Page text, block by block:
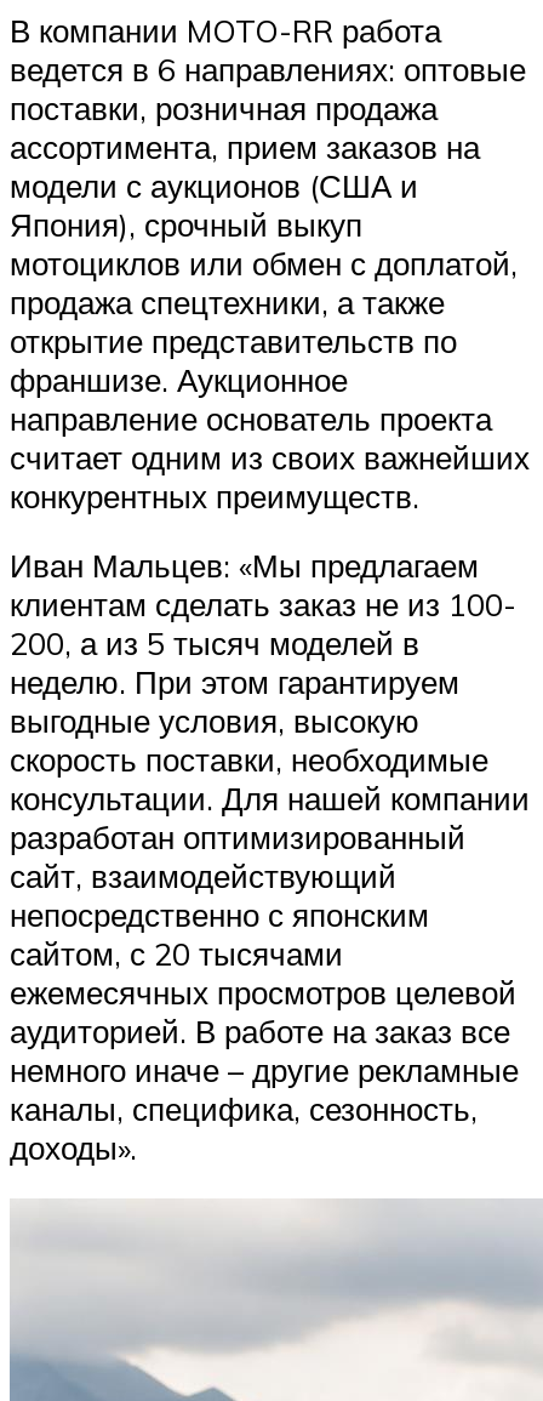
В компании MOTO-RR работа
ведется в 6 направлениях: оптовые
поставки, розничная продажа
ассортимента, прием заказов на
модели с аукционов (США и
Япония), срочный выкуп
мотоциклов или обмен с доплатой,
продажа спецтехники, а также
открытие представительств по
франшизе. Аукционное
направление основатель проекта
считает одним из своих важнейших
конкурентных преимуществ.
Иван Мальцев: «Мы предлагаем
клиентам сделать заказ не из 100-
200, а из 5 тысяч моделей в
неделю. При этом гарантируем
выгодные условия, высокую
скорость поставки, необходимые
консультации. Для нашей компании
разработан оптимизированный
сайт, взаимодействующий
непосредственно с японским
сайтом, с 20 тысячами
ежемесячных просмотров целевой
аудиторией. В работе на заказ все
немного иначе – другие рекламные
каналы, специфика, сезонность,
доходы».